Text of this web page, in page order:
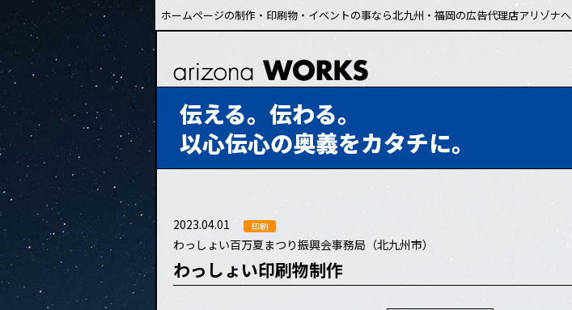
ホームページの制作・印刷物・イベントの事なら北九州・福岡の広告代理店アリゾナへ
伝える。伝わる。
以心伝心の奥義をカタチに。
2023.04.01 印刷
わっしょい百万夏まつり振興会事務局（北九州市）
わっしょい印刷物制作